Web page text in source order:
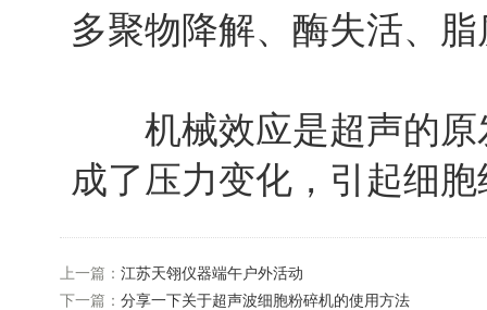
多聚物降解、酶失活、
机械效应是超声的原
成了压力变化，引起细
上一篇： 江苏天翎仪器端午户外活动
下一篇： 分享一下关于超声波细胞粉碎机的使用方法